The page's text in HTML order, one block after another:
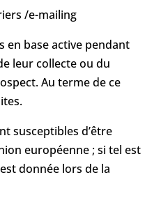
/e-mailing
en base active pendant
leur collecte ou du
Au terme de ce
susceptibles d’être
européenne ; si tel est
donnée lors de la